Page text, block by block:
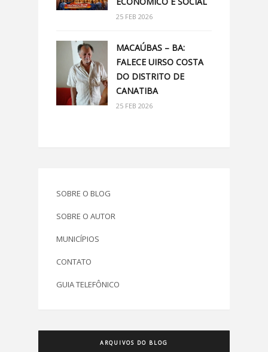
25 FEB 2026
MACAÚBAS – BA:
FALECE UIRSO COSTA
DO DISTRITO DE
CANATIBA
25 FEB 2026
SOBRE O BLOG
SOBRE O AUTOR
MUNICÍPIOS
CONTATO
GUIA TELEFÔNICO
ARQUIVOS DO BLOG